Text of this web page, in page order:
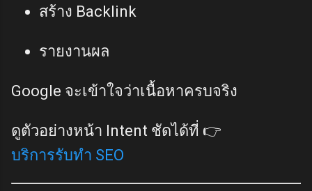
สร้าง Backlink
รายงานผล
Google จะเข้าใจว่าเนื้อหาครบจริง
ดูตัวอย่างหน้า Intent ชัดได้ที่ 👉
บริการรับทำ SEO